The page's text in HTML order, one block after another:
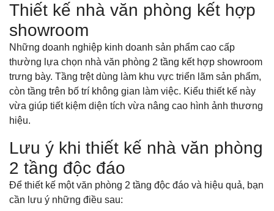
Thiết kế nhà văn phòng kết hợp
showroom
Những doanh nghiệp kinh doanh sản phẩm cao cấp
thường lựa chọn nhà văn phòng 2 tầng kết hợp showroom
trưng bày. Tầng trệt dùng làm khu vực triển lãm sản phẩm,
còn tầng trên bố trí không gian làm việc. Kiểu thiết kế này
vừa giúp tiết kiệm diện tích vừa nâng cao hình ảnh thương
hiệu.
Lưu ý khi thiết kế nhà văn phòng
2 tầng độc đáo
Để thiết kế một văn phòng 2 tầng độc đáo và hiệu quả, bạn
cần lưu ý những điều sau: